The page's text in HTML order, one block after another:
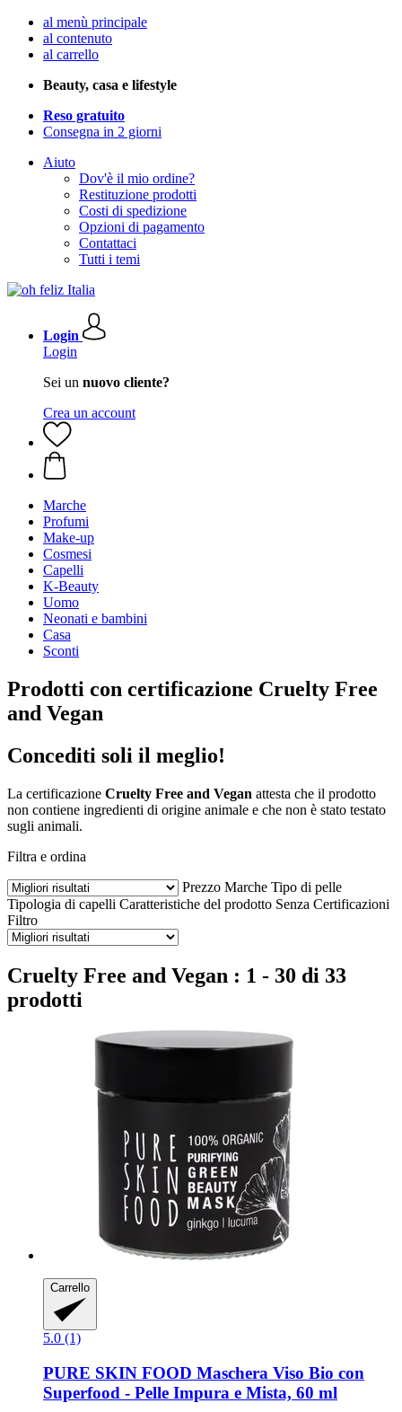
al menù principale
al contenuto
al carrello
Beauty, casa e lifestyle
Reso gratuito
Consegna in 2 giorni
Aiuto
Dov'è il mio ordine?
Restituzione prodotti
Costi di spedizione
Opzioni di pagamento
Contattaci
Tutti i temi
Login
Login
Sei un nuovo cliente?
Crea un account
Marche
Profumi
Make-up
Cosmesi
Capelli
K-Beauty
Uomo
Neonati e bambini
Casa
Sconti
Prodotti con certificazione Cruelty Free
and Vegan
Concediti soli il meglio!
La certificazione Cruelty Free and Vegan attesta che il prodotto
non contiene ingredienti di origine animale e che non è stato testato
sugli animali.
Filtra e ordina
Prezzo Marche Tipo di pelle
Tipologia di capelli Caratteristiche del prodotto Senza Certificazioni
Filtro
Cruelty Free and Vegan : 1 - 30 di 33
prodotti
Carrello
5.0 (1)
PURE SKIN FOOD Maschera Viso Bio con
Superfood -​ Pelle Impura e Mista, 60 ml